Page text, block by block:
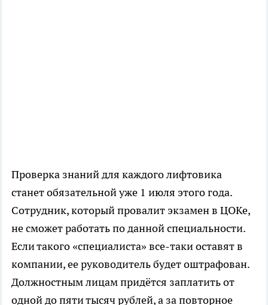
Проверка знаний для каждого лифтовика
станет обязательной уже 1 июля этого года.
Сотрудник, который провалит экзамен в ЦОКе,
не сможет работать по данной специальности.
Если такого «специалиста» все-таки оставят в
компании, ее руководитель будет оштрафован.
Должностным лицам придётся заплатить от
одной до пяти тысяч рублей, а за повторное